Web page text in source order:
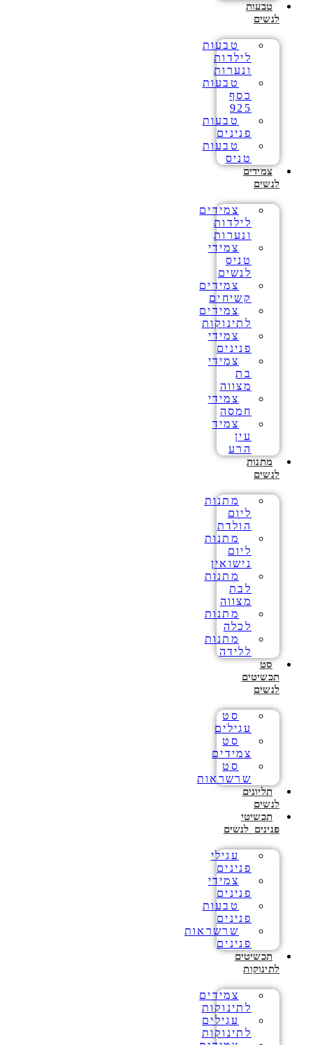
טבעות
לנשים
טבעות
לילדות
ונערות
טבעות
כסף
925
טבעות
פנינים
טבעות
טניס
צמידים
לנשים
צמידים
לילדות
ונערות
צמידי
טניס
לנשים
צמידים
קשיחים
צמידים
לתינוקות
צמידי
פנינים
צמידי
בת
מצווה
צמידי
חמסה
צמיד
עין
הרע
מתנות
לנשים
מתנות
ליום
הולדת
מתנות
ליום
נישואין
מתנות
לבת
מצווה
מתנות
לכלה
מתנות
ללידה
סט
תכשיטים
לנשים
סט
עגילים
סט
צמידים
סט
שרשראות
תליונים
לנשים
תכשיטי
פנינים לנשים
עגילי
פנינים
צמידי
פנינים
טבעות
פנינים
שרשראות
פנינים
תכשיטים
לתינוקות
צמידים
לתינוקות
עגילים
לתינוקות